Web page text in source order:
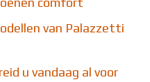
van Palazzetti
u vandaag al voor